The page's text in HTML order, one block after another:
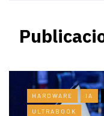
HARDWARE IA
ULTRABOOK